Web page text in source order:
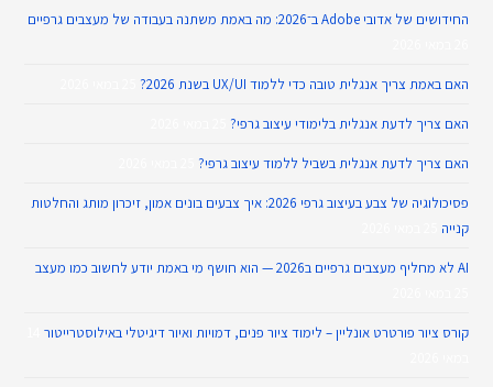
החידושים של אדובי Adobe ב־2026: מה באמת משתנה בעבודה של מעצבים גרפיים
האם באמת צריך אנגלית טובה כדי ללמוד UX/UI בשנת 2026?
האם צריך לדעת אנגלית בלימודי עיצוב גרפי?
האם צריך לדעת אנגלית בשביל ללמוד עיצוב גרפי?
פסיכולוגיה של צבע בעיצוב גרפי 2026: איך צבעים בונים אמון, זיכרון מותג והחלטות
קנייה
AI לא מחליף מעצבים גרפיים ב2026 — הוא חושף מי באמת יודע לחשוב כמו מעצב
קורס ציור פורטרט אונליין – לימוד ציור פנים, דמויות ואיור דיגיטלי באילוסטרייטור